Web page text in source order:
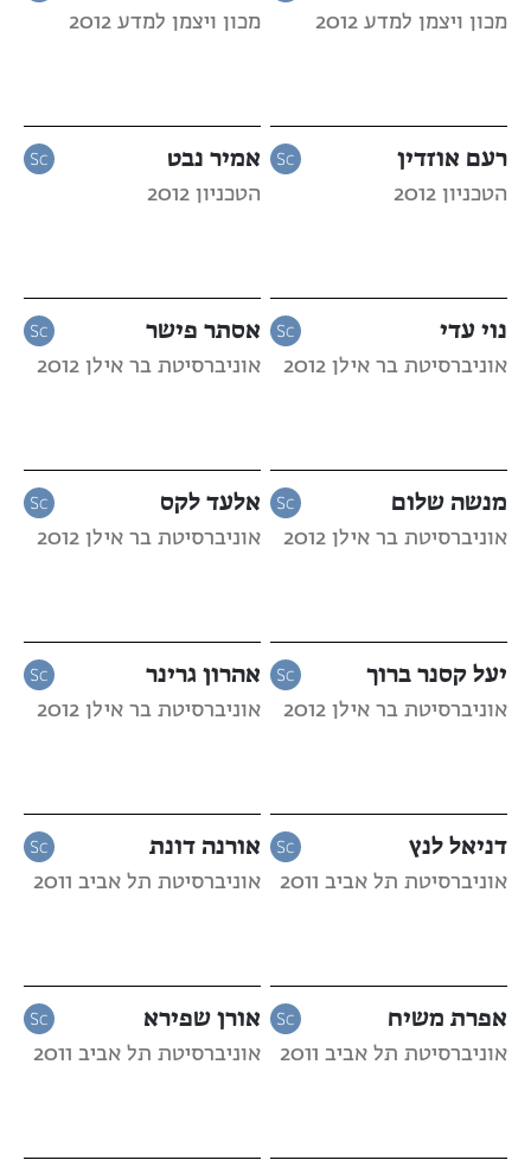
מכון ויצמן למדע 2012 מכון ויצמן למדע 2012
רעם אוזדין
הטכניון 2012
אמיר נבט
הטכניון 2012
נוי עדי
אוניברסיטת בר אילן 2012
אסתר פישר
אוניברסיטת בר אילן 2012
מנשה שלום
אוניברסיטת בר אילן 2012
אלעד לקס
אוניברסיטת בר אילן 2012
יעל קסנר ברוך
אוניברסיטת בר אילן 2012
אהרון גרינר
אוניברסיטת בר אילן 2012
דניאל לנץ
אוניברסיטת תל אביב 2011
אורנה דונת
אוניברסיטת תל אביב 2011
אפרת משיח
אוניברסיטת תל אביב 2011
אורן שפירא
אוניברסיטת תל אביב 2011